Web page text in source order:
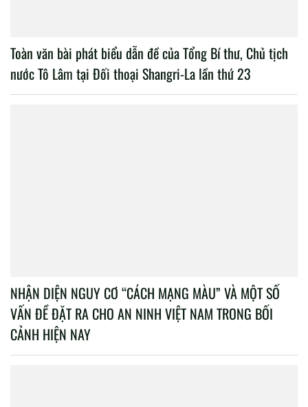
Toàn văn bài phát biểu dẫn đề của Tổng Bí thư, Chủ tịch
nước Tô Lâm tại Đối thoại Shangri-La lần thứ 23
NHẬN DIỆN NGUY CƠ “CÁCH MẠNG MÀU” VÀ MỘT SỐ
VẤN ĐỀ ĐẶT RA CHO AN NINH VIỆT NAM TRONG BỐI
CẢNH HIỆN NAY